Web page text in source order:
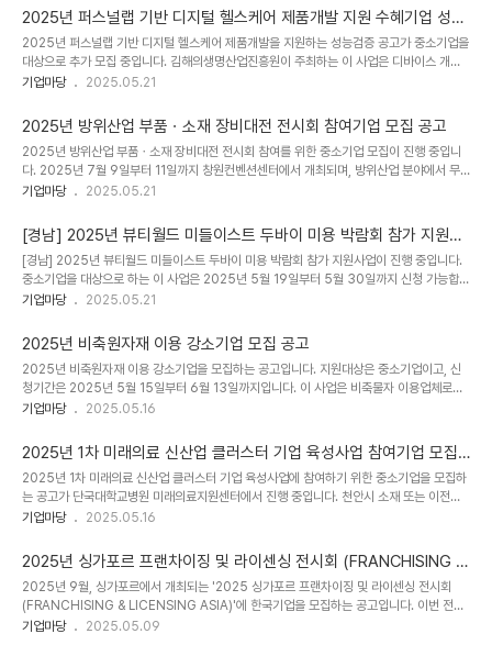
2025년 5월 21일부터 6월 4일까지이며, 사업수행기관은 한국해양교통안전공단입니다.
소관부처는 해양수산부입니다.[상세내용]□ 공고 제목2025년 해운부문 외부사업 컨설팅
지원사업 공고 □ 지원대상중소기업 □ 신청기간20250521 ~ 20250604 □ 사업개요
한국해양교통안전공단에서는 해운부문 온실가스 감축 외부사업 활성화를 위해 컨설팅 지원
사업 참여자를 ..
2025년 퍼스널랩 기반 디지털 헬스케어 제품개발 지원 수혜기업 성능
검증(헬스케어 제품 실증 지원) 추가 모집 공고
2025년 퍼스널랩 기반 디지털 헬스케어 제품개발을 지원하는 성능검증 공고가 중소기업을
대상으로 추가 모집 중입니다. 김해의생명산업진흥원이 주최하는 이 사업은 디바이스 개발
및 제품 실증을 통한 사업화를 지원하고 있으며, 참여 대상은 전국의 기업입니다. 성능검증
월 20일부터 26일까지이며, 이번 프로그램에 많은 참여를 기대하고 있습니다.[상세내용]□
공고 제목2025년 퍼스널랩 기반 디지털 헬스케어 제품개발 지원 수혜기업 성능검증(헬스
케어 제품 실증 지원) 추가 모집 공고 □ 지원대상중소기업 □ 신청기간20250520 ~
20250526 □ 사업개요김해의생명산업진흥원은 과학기술정보통신부가 추진하는 열린혁
신 디지털..
기업마당 2025.05.21
2025년 방위산업 부품ㆍ소재 장비대전 전시회 참여기업 모집 공고
2025년 방위산업 부품ㆍ소재 장비대전 전시회 참여를 위한 중소기업 모집이 진행 중입니
다. 2025년 7월 9일부터 11일까지 창원컨벤션센터에서 개최되며, 방위산업 분야에서 무
기체계 및 부품ㆍ장비를 개발ㆍ생산하는 기업들이 참여 가능합니다. 참가대상과 전시대상에
참여 신청을 해주시기 바랍니다. 부스 지원 및 전시품 관리 등에 대한 자세한 내용도 확인하
실 수 있습니다. 국방기술진흥연구소에서 주관하며, 소관 부처는 방위사업청입니다.[상세내
용]□ 공고 제목2025년 방위산업 부품ㆍ소재 장비대전 전시회 참여기업 모집 공고 □ 지원
대상중소기업 □ 신청기간20250519 ~ 20250605 □ 사업개요신기술의 방위산업 유
입 활..
기업마당 2025.05.21
[경남] 2025년 뷰티월드 미들이스트 두바이 미용 박람회 참가 지원사
업 참가업체 모집 공고
[경남] 2025년 뷰티월드 미들이스트 두바이 미용 박람회 참가 지원사업이 진행 중입니다.
중소기업을 대상으로 하는 이 사업은 2025년 5월 19일부터 5월 30일까지 신청 가능합니
다. 해당 박람회는 중동 최대 규모의 뷰티 제품, 헤어, 향수 및 웰빙 국제무역 박람회로, 도내
지원합니다. 참가를 희망하는 업체는 한국무역협회 경남지역본부에 지원해 주시기 바랍니
다.[상세내용]□ 공고 제목[경남] 2025년 뷰티월드 미들이스트 두바이 미용 박람회 참가
지원사업 참가업체 모집 공고 □ 지원대상중소기업 □ 신청기간20250519 ~
20250530 □ 사업개요중동 최대 규모의 뷰티 제품, 헤어, 향수 및 웰빙 국제 무역 ..
기업마당 2025.05.21
2025년 비축원자재 이용 강소기업 모집 공고
2025년 비축원자재 이용 강소기업을 모집하는 공고입니다. 지원대상은 중소기업이고, 신
청기간은 2025년 5월 15일부터 6월 13일까지입니다. 이 사업은 비축물자 이용업체로서
특정 자격을 갖춘 중소ㆍ중견기업을 대상으로 하며, 공급량 확대와 지원 내용을 통해 지원합
조해주시기 바랍니다.[상세내용]□ 공고 제목2025년 비축원자재 이용 강소기업 모집 공고
□ 지원대상중소기업 □ 신청기간20250515 ~ 20250613 □ 사업개요「2025년 비축
원자재 이용 강소기업」을 아래와 같이 모집하오니, 참여를 희망하는 기업은 신청하여 주시기
바랍니다.☞ 비축물자 이용업체로서 다음 자격을 갖춘 중소ㆍ중견기업- (기본요건) 비축물
자 ..
기업마당 2025.05.16
2025년 1차 미래의료 신산업 클러스터 기업 육성사업 참여기업 모집
공고(단국대학교병원 미래의료지원센터)
2025년 1차 미래의료 신산업 클러스터 기업 육성사업에 참여하기 위한 중소기업을 모집하
는 공고가 단국대학교병원 미래의료지원센터에서 진행 중입니다. 천안시 소재 또는 이전ㆍ
창업 예정 기업을 대상으로 하며, 우수한 메디바이오 분야 기술 및 제품에 대한 임상시험, 비
며, 최대 30,000천원을 예상하니 많은 관심 바랍니다. 사업을 수행하는 기관은 단국대학
교이며, 소관부처는 충청남도입니다. 희망하는 중소기업들은 2025년 5월 21일까지 지원
할 수 있습니다.[상세내용]□ 공고 제목2025년 1차 미래의료 신산업 클러스터 기업 육성사
업 참여기업 모집 공고(단국대학교병원 미래의료지원센터) □ 지원대상중소기업 □ 신청기
간20..
기업마당 2025.05.16
2025년 싱가포르 프랜차이징 및 라이센싱 전시회 (FRANCHISING &
LICENSING ASIA) 한국관 참가기업 추가 모집 공고
2025년 9월, 싱가포르에서 개최되는 '2025 싱가포르 프랜차이징 및 라이센싱 전시회
(FRANCHISING & LICENSING ASIA)'에 한국기업을 모집하는 공고입니다. 이번 전시
회에 참가를 희망하는 중소기업은 2025년 5월 10일부터 5월 23일까지 신청할 수 있습니
기업마당 2025.05.09